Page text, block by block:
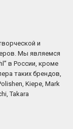
и
Мы являемся
в России, кроме
таких брендов,
Kiepe, Mark
Takara